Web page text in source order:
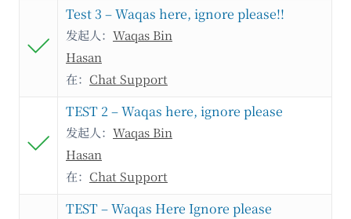
Test 3 – Waqas here, ignore please!!
发起人： Waqas Bin
Hasan
在： Chat Support
TEST 2 – Waqas here, ignore please
发起人： Waqas Bin
Hasan
在： Chat Support
TEST – Waqas Here Ignore please